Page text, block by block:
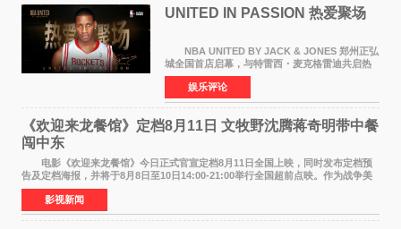
UNITED IN PASSION 热爱聚场
NBA UNITED BY JACK & JONES 郑州正弘
城全国首店启幕，与特雷西・麦克格雷迪共启热
爱 2026 年7 月21 日，
NBAUNITEDBYJACK&JONES 全国首店，于郑
州正弘城正式启幕。NBA 传奇球星
娱乐评论
《欢迎来龙餐馆》定档8月11日 文牧野沈腾蒋奇明带中餐
闯中东
电影《欢迎来龙餐馆》今日正式官宣定档8月11日全国上映，同时发布定档预
告及定档海报，并将于8月8日至10日14:00-21:00举行全国超前点映。作为战争美
食大片，影片讲述的是中国厨师徐福（沈腾
影视新闻